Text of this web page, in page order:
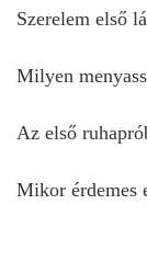
Szerelem első
Milyen
Az első
Mikor érdemes